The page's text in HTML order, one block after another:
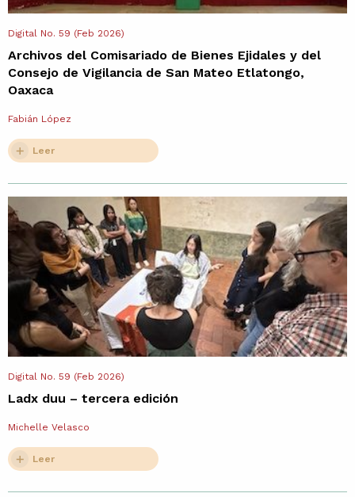
Digital No. 59 (Feb 2026)
Archivos del Comisariado de Bienes Ejidales y del
Consejo de Vigilancia de San Mateo Etlatongo,
Oaxaca
Fabián López
Leer
Digital No. 59 (Feb 2026)
Ladx duu – tercera edición
Michelle Velasco
Leer